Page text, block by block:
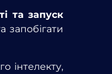
та запуск
запобігати
інтелекту,